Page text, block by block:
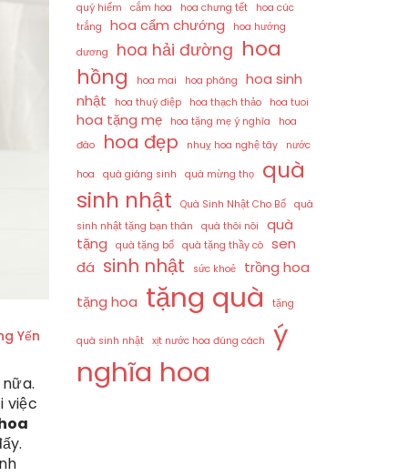
Yến
việc
quý hiếm
cắm hoa hoa chưng tết
hoa cúc
trắng
hoa cẩm chướng
hoa hướng
dương
hoa hải đường hoa
hồng
hoa mai hoa phăng
hoa sinh
nhật
hoa thuý điệp hoa thạch thảo hoa tuoi
hoa tặng mẹ hoa tặng mẹ ý nghĩa
hoa
đào
hoa đẹp nhuỵ hoa nghệ tây nước
hoa quà giáng sinh quà mừng thọ
quà
sinh nhật
Quà Sinh Nhật Cho Bố
quà
sinh nhật tặng bạn thân
quà thôi nôi
quà
tặng
quà tặng bố quà tặng thầy cô
sen
đá sinh nhật sức khoẻ
trồng hoa
tặng hoa tặng quà tặng
quà sinh nhật xịt nước hoa đúng cách
ý
nghĩa hoa